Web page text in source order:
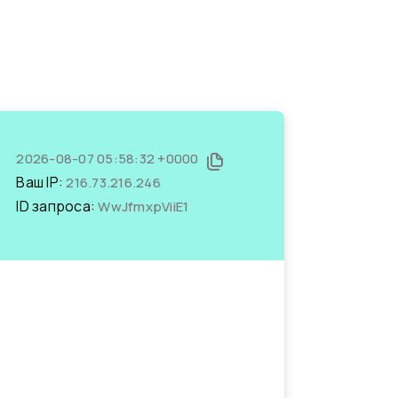
2026-08-07 05:58:32 +0000
Ваш IP:216.73.216.246
ID запроса:WwJfmxpViiE1